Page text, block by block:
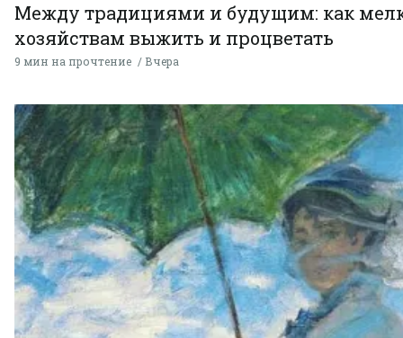
Между традициями и будущим: как
хозяйствам выжить и процветать
9 мин на прочтение Вчера